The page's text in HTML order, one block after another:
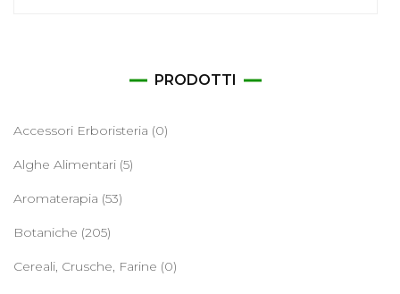
PRODOTTI
Accessori Erboristeria (0)
Alghe Alimentari (5)
Aromaterapia (53)
Botaniche (205)
Cereali, Crusche, Farine (0)